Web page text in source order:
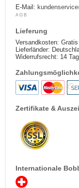
E-Mail:
AGB
Lieferung
Versandkosten: Gratis
Lieferländer:
Widerrufsrecht: 14
Zertifikate &
Internationale